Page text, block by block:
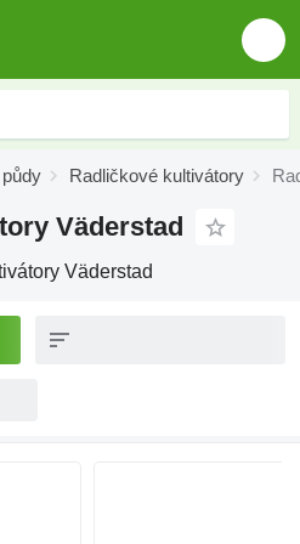
Radličkové kultivátory
Väderstad
Väderstad